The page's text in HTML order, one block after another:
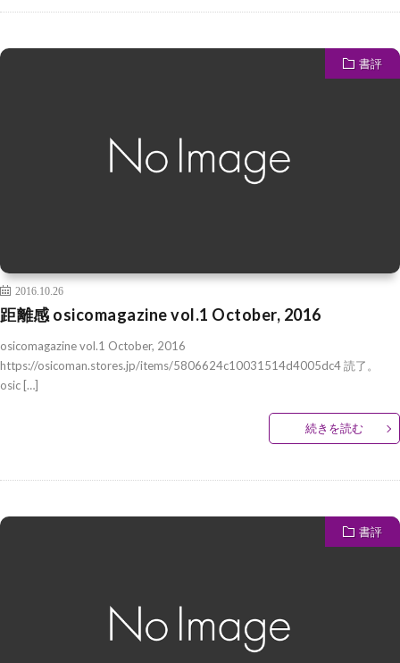
書評
2016.10.26
距離感 osicomagazine vol.1 October, 2016
osicomagazine vol.1 October, 2016
https://osicoman.stores.jp/items/5806624c10031514d4005dc4 読了。
osic […]
続きを読む
書評